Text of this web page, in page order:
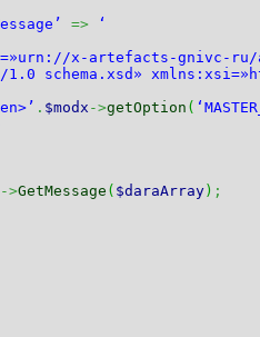
=>
‘
x-artefacts-gnivc-ru/
schema.xsd»
. $modx ->getOption (
->GetMessage ( $daraArray ) ;